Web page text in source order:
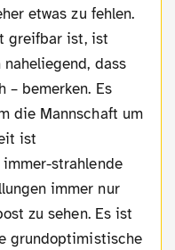
etwas zu fehlen.
greifbar ist, ist
dass
– bemerken. Es
die Mannschaft um
ist
strahlende
immer nur
zu sehen. Es ist
grundoptimistische